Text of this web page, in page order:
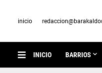
inicio
INICIO BARRIOS